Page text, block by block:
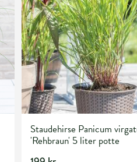
Staudehirse Panicum
'Rehbraun' 5 liter potte